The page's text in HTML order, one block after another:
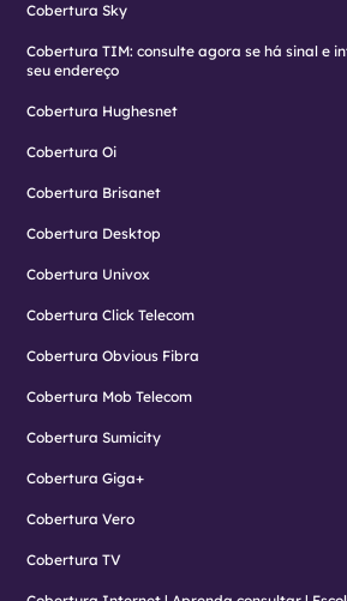
Cobertura Sky
Cobertura TIM: consulte agora se há sinal e
seu endereço
Cobertura Hughesnet
Cobertura Oi
Cobertura Brisanet
Cobertura Desktop
Cobertura Univox
Cobertura Click Telecom
Cobertura Obvious Fibra
Cobertura Mob Telecom
Cobertura Sumicity
Cobertura Giga+
Cobertura Vero
Cobertura TV